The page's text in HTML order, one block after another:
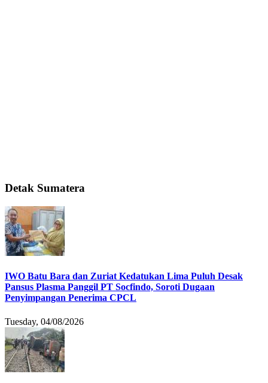
Detak Sumatera
IWO Batu Bara dan Zuriat Kedatukan Lima Puluh Desak
Pansus Plasma Panggil PT Socfindo, Soroti Dugaan
Penyimpangan Penerima CPCL
Tuesday, 04/08/2026